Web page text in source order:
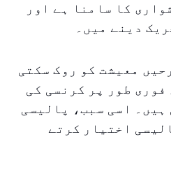
کا سامنا ہے اور
دینے میں۔
معیشت کو روک سکتی
فوری طور پر کرنسی کی
ہیں۔ اسی سبب، پالیسی
اختیار کرتے